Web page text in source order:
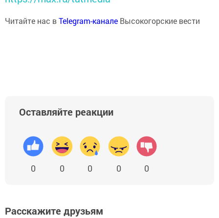
Читайте нас вTelegram-канале Высокогорские вести
Оставляйте реакции
0 0 0 0 0
Расскажите друзьям